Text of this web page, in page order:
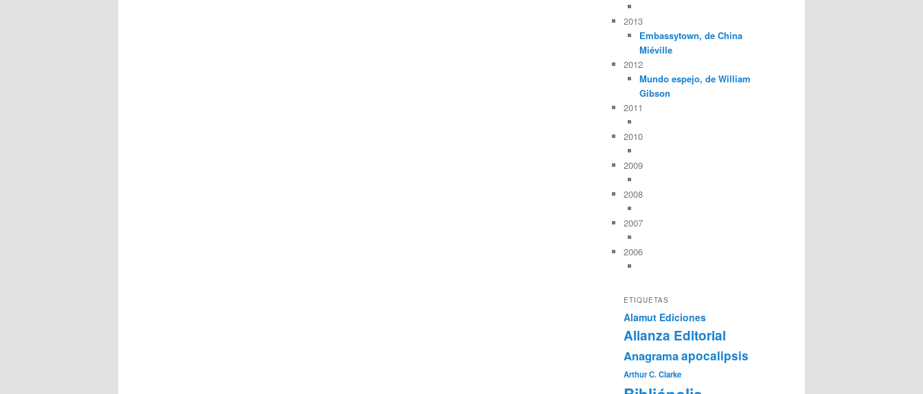
2013
Embassytown, de China
Miéville
2012
Mundo espejo, de William
Gibson
2011
2010
2009
2008
2007
2006
ETIQUETAS
Alamut Ediciones
Alianza Editorial
Anagramaapocalipsis
Arthur C. Clarke